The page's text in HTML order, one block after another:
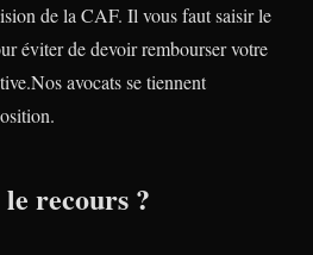
de la CAF. Il vous faut saisir le
éviter de devoir rembourser votre
avocats se tiennent
recours ?